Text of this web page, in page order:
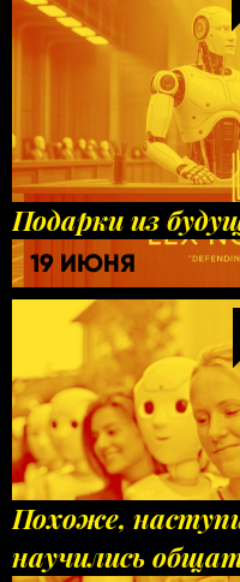
Подарки из
19 ИЮНЯ
Похоже,
научились